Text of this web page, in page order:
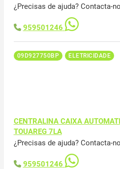
¿Precisas de ajuda? Contacta-
959501246
09D927750BP ELETRICIDADE
CENTRALINA CAIXA
TOUAREG 7LA
¿Precisas de ajuda? Contacta-
959501246